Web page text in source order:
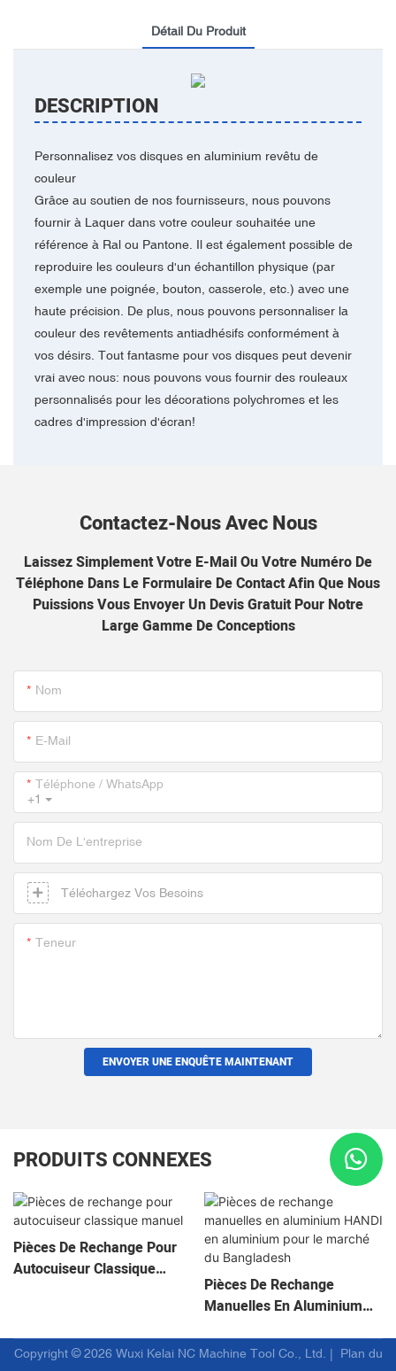
Détail Du Produit
DESCRIPTION
Personnalisez vos disques en aluminium revêtu de
couleur
Grâce au soutien de nos fournisseurs, nous pouvons
fournir à Laquer dans votre couleur souhaitée une
référence à Ral ou Pantone. Il est également possible de
reproduire les couleurs d'un échantillon physique (par
exemple une poignée, bouton, casserole, etc.) avec une
haute précision. De plus, nous pouvons personnaliser la
couleur des revêtements antiadhésifs conformément à
vos désirs. Tout fantasme pour vos disques peut devenir
vrai avec nous: nous pouvons vous fournir des rouleaux
personnalisés pour les décorations polychromes et les
cadres d'impression d'écran!
Contactez-Nous Avec Nous
Laissez Simplement Votre E-Mail Ou Votre Numéro De
Téléphone Dans Le Formulaire De Contact Afin Que Nous
Puissions Vous Envoyer Un Devis Gratuit Pour Notre
Large Gamme De Conceptions
Nom
E-Mail
+1
Téléphone / WhatsApp
Nom De L'entreprise
Téléchargez Vos Besoins
Teneur
ENVOYER UNE ENQUÊTE MAINTENANT
PRODUITS CONNEXES
Pièces De Rechange Pour
Autocuiseur Classique
Pièces De Rechange
Manuelles En Aluminium
Le Marché Du Bangladesh
Copyright © 2026 Wuxi Kelai NC Machine Tool Co., Ltd. |
Plan du